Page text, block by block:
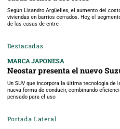
Según Lisandro Argüelles, el aumento del
viviendas en barrios cerrados. Hoy, el
de las casas de entre
Destacadas
MARCA JAPONESA
Neostar presenta el nuevo
Un SUV que incorpora la última tecnología de
nueva forma de conducir, combinando
pensado para el uso
Portada Lateral